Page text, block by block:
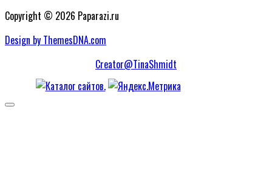
Copyright © 2026 Paparazi.ru
Design by ThemesDNA.com
Creator@TinaShmidt
Scroll